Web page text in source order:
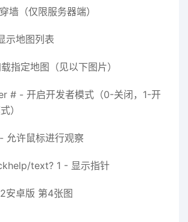
墙（仅限服务器端）
示地图列表
指定地图（见以下图片）
# - 开启开发者模式（0-关闭，1-开
）
允许鼠标进行观察
text? 1 - 显示指针